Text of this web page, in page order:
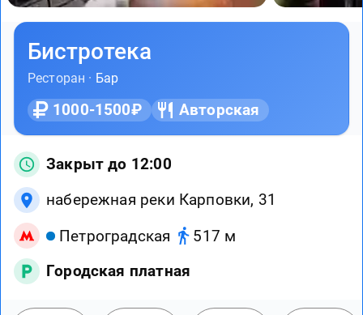
Бистротека
Ресторан · Бар
1000-1500₽ Авторская
Закрыт до 12:00
набережная реки Карповки, 31
Петроградская
517 м
Городская платная